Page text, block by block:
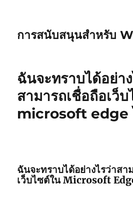
การสนับสนุนสำหรับ
ฉันจะทราบได้อย่า
สามารถเชื่อถือเว็
microsoft edge
ฉันจะทราบได้อย่างไรว่าสา
เว็บไซต์ใน Microsoft